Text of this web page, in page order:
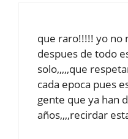
que raro!!!!! yo no
despues de todo
solo,,,,,que
cada epoca pues
gente que ya han
años,,,,recirdar